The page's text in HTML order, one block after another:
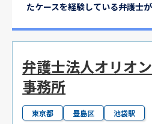
たケースを経験している弁護士が
弁護士法人オリオ
事務所
東京都 豊島区 池袋駅